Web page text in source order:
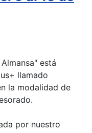
está
llamado
la modalidad de
por nuestro